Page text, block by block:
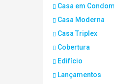
Casa em
Casa Moderna
Casa Triplex
Cobertura
Edifício
Lançamentos